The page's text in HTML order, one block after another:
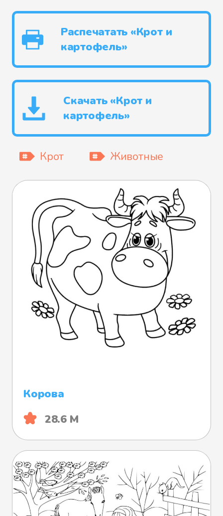
Распечатать «Крот и
картофель»
Скачать «Крот и
картофель»
Крот Животные
Корова
28.6 М